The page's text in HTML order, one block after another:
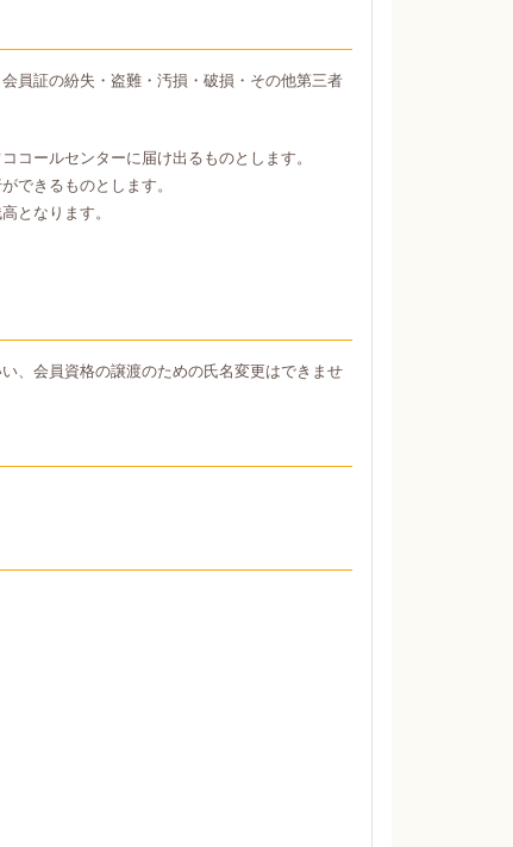
員証の紛失・盗難・汚損・破損・その他第三者
コールセンターに届け出るものとします。
できるものとします。
となります。
、会員資格の譲渡のための氏名変更はできませ